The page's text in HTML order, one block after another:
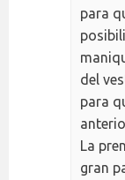
para
del
para
La
gran